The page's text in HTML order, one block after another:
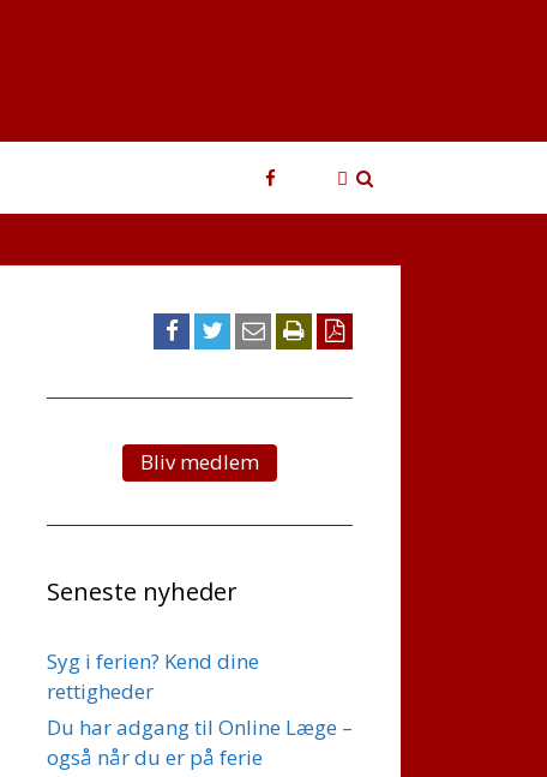
Bliv medlem
Seneste nyheder
Syg i ferien? Kend dine
rettigheder
Du har adgang til Online Læge –
også når du er på ferie